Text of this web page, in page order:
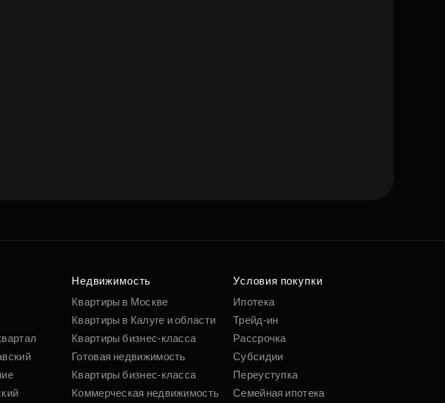
Недвижимость
Квартиры в Москве
Квартиры в Калуге и области
Квартиры бизнес-класса
Готовая недвижимость
Квартиры бизнес-класса
Коммерческая недвижимость
Условия покупки
Ипотека
Трейд-ин
Рассрочка
Субсидии
Переуступка
Семейная ипотека